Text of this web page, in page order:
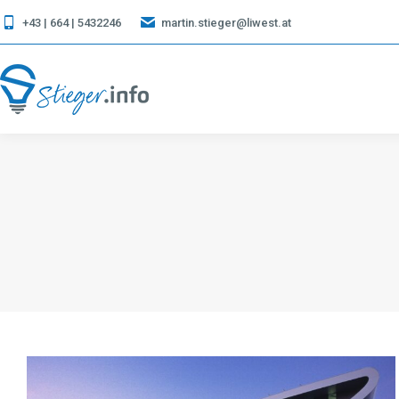
+43 | 664 | 5432246 martin.stieger@liwest.at